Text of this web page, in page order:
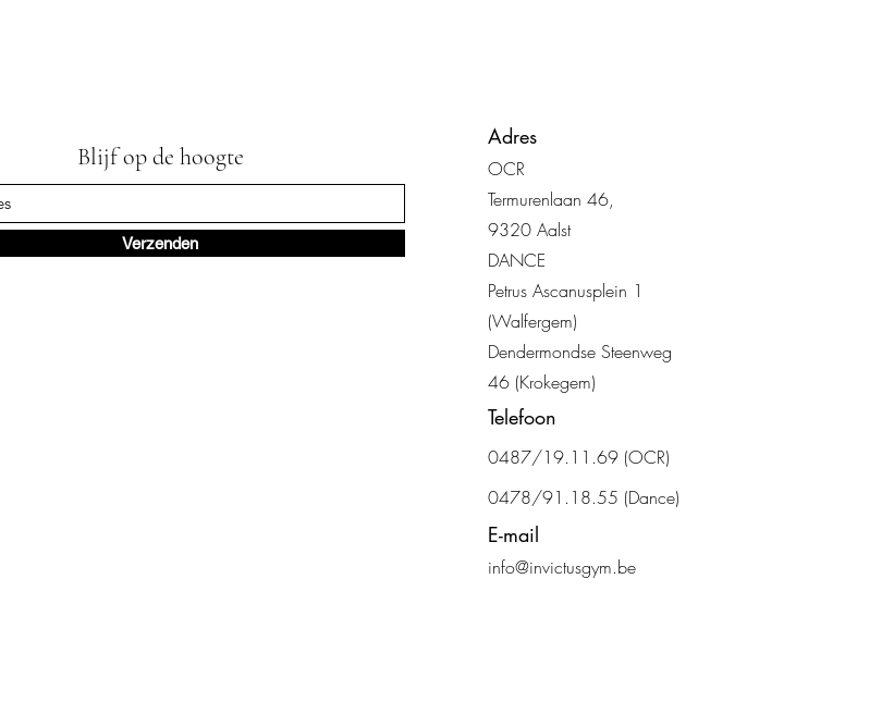
Blijf op de hoogte
Verzenden
Adres
OCR
Termurenlaan 46,
9320 Aalst
DANCE
Petrus Ascanusplein 1
(Walfergem)
Dendermondse Steenweg
46 (Krokegem)
Telefoon
0487/19.11.69 (OCR)
0478/91.18.55 (Dance)
E-mail
info@invictusgym.be